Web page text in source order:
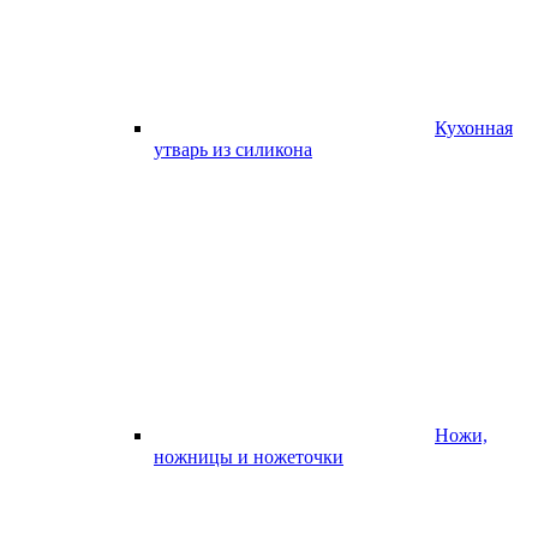
Кухонная
утварь из силикона
Ножи,
ножницы и ножеточки